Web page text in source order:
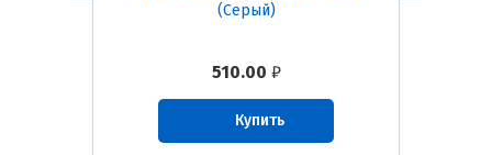
510.00 ₽
(Серый)
Купить